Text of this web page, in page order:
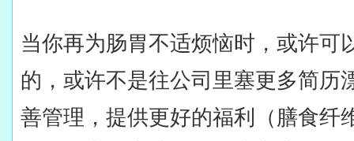
当你再为肠胃不适烦恼时，或许可
的，或许不是往公司里塞更多简历
善管理，提供更好的福利（膳食纤